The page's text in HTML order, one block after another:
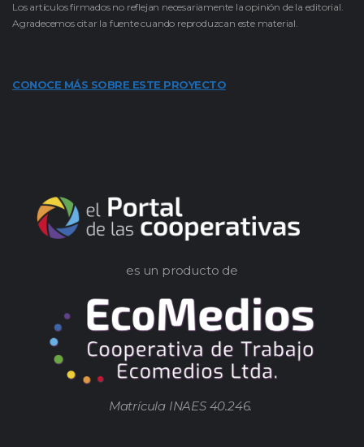
Los artículos firmados no reflejan necesariamente la opinión de la editorial.
Agradecemos citar la fuente cuando reproduzcan este material.
CONOCE MÁS SOBRE ESTE PROYECTO
es un producto de
Matrícula INAES 40.246.